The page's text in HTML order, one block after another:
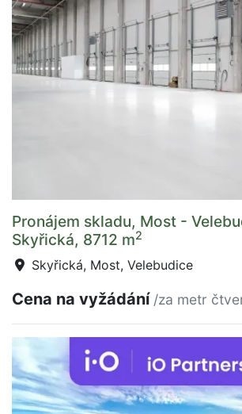
Pronájem skladu, Most -
Skyřická, 8712 m2
Skyřická, Most, Velebudice
Cena na vyžádání /za metr